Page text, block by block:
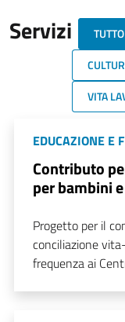
Servizi TUTTO
VITA
EDUCAZIONE E
Contributo
per bambini
Progetto per il
conciliazione
frequenza ai